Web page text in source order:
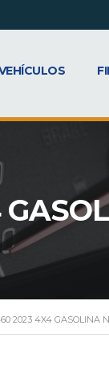
2023 4X4 GASOLINA